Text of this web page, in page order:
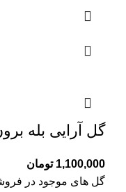
گل آرایی بله برون
1,100,000 تومان
گل های موجود در